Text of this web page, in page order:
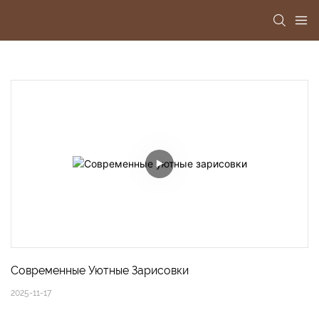
Современные Уютные Зарисовки
2025-11-17